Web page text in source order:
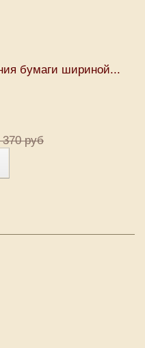
бумаги шириной...
руб